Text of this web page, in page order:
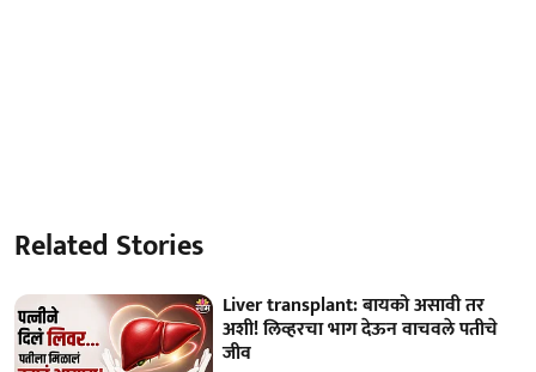
Related Stories
Liver transplant: बायको असावी तर
अशी! लिव्हरचा भाग देऊन वाचवले पतीचे
जीव